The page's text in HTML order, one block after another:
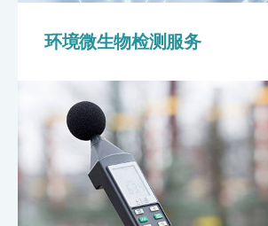
环境微生物检测服务